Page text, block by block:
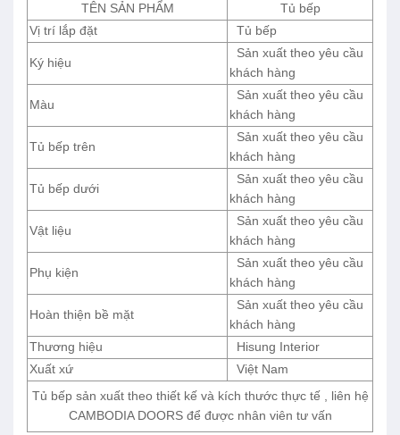
TÊN SẢN PHẨM
Tủ bếp
Vị trí lắp đặt
Tủ bếp
Ký hiệu
Sản xuất theo yêu cầu
khách hàng
Màu
Sản xuất theo yêu cầu
khách hàng
Tủ bếp trên
Sản xuất theo yêu cầu
khách hàng
Tủ bếp dưới
Sản xuất theo yêu cầu
khách hàng
Vật liệu
Sản xuất theo yêu cầu
khách hàng
Phụ kiện
Sản xuất theo yêu cầu
khách hàng
Hoàn thiện bề mặt
Sản xuất theo yêu cầu
khách hàng
Thương hiệu
Hisung Interior
Xuất xứ
Việt Nam
Tủ bếp sản xuất theo thiết kế và kích thước thực tế , liên hệ
CAMBODIA DOORS để được nhân viên tư vấn